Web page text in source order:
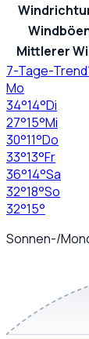
Mittlerer
7-Tage-Trend
Mo
34°14°Di
27°15°Mi
30°11°Do
33°13°Fr
36°14°Sa
32°18°So
32°15°
Sonnen-/